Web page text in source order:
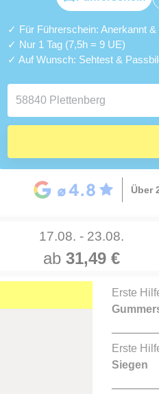
✓ Für Führerschein: Anerkannt &
✓ Nur 1 Tag (7,5h = 9 UE)
✓ Auf Wunsch: Sehtest &
Über
17.08. - 23.08.
ab 31,49 €
Erste
Erste
Siegen